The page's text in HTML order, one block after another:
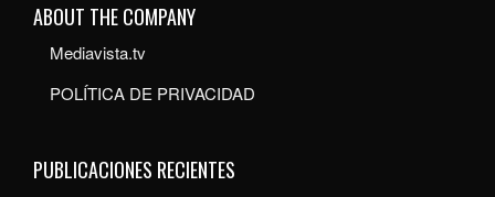
ABOUT THE COMPANY
Mediavista.tv
POLÍTICA DE PRIVACIDAD
PUBLICACIONES RECIENTES